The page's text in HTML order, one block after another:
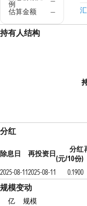
例
估算金额
—
持有人结构
分红
除息日 再投资日
分红
(元/10份)
2025-08-112025-08-11 0.1900
规模变动
亿
规模